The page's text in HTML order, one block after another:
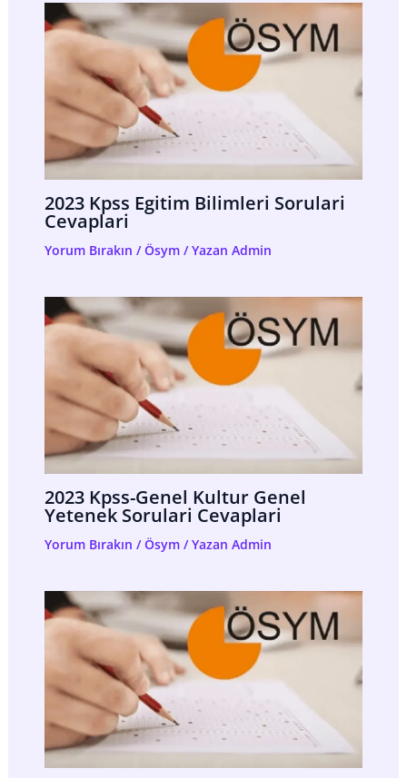
2023 Kpss Egitim Bilimleri Sorulari
Cevaplari
Yorum Bırakın /Ösym/ Yazan Admin
2023 Kpss-Genel Kultur Genel
Yetenek Sorulari Cevaplari
Yorum Bırakın /Ösym/ Yazan Admin